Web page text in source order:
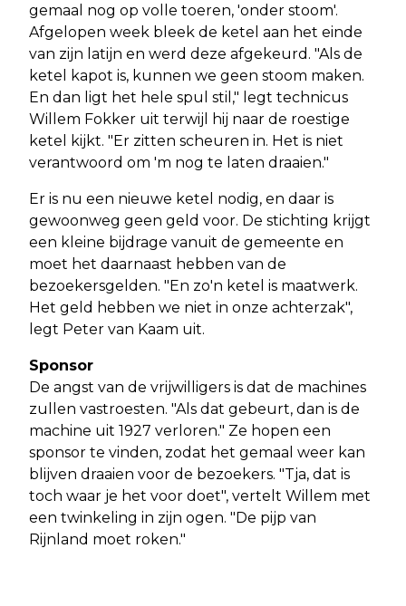
gemaal nog op volle toeren, 'onder stoom'.
Afgelopen week bleek de ketel aan het einde
van zijn latijn en werd deze afgekeurd. "Als de
ketel kapot is, kunnen we geen stoom maken.
En dan ligt het hele spul stil," legt technicus
Willem Fokker uit terwijl hij naar de roestige
ketel kijkt. "Er zitten scheuren in. Het is niet
verantwoord om 'm nog te laten draaien."
Er is nu een nieuwe ketel nodig, en daar is
gewoonweg geen geld voor. De stichting krijgt
een kleine bijdrage vanuit de gemeente en
moet het daarnaast hebben van de
bezoekersgelden. "En zo'n ketel is maatwerk.
Het geld hebben we niet in onze achterzak",
legt Peter van Kaam uit.
Sponsor
De angst van de vrijwilligers is dat de machines
zullen vastroesten. "Als dat gebeurt, dan is de
machine uit 1927 verloren." Ze hopen een
sponsor te vinden, zodat het gemaal weer kan
blijven draaien voor de bezoekers. "Tja, dat is
toch waar je het voor doet", vertelt Willem met
een twinkeling in zijn ogen. "De pijp van
Rijnland moet roken."